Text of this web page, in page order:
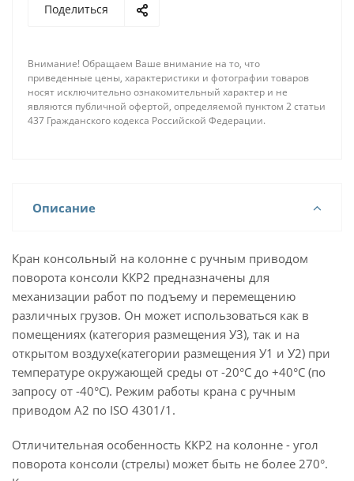
Поделиться
Внимание! Обращаем Ваше внимание на то, что
приведенные цены, характеристики и фотографии товаров
носят исключительно ознакомительный характер и не
являются публичной офертой, определяемой пунктом 2 статьи
437 Гражданского кодекса Российской Федерации.
Описание
Кран консольный на колонне с ручным приводом
поворота консоли ККР2 предназначены для
механизации работ по подъему и перемещению
различных грузов. Он может использоваться как в
помещениях (категория размещения У3), так и на
открытом воздухе(категории размещения У1 и У2) при
температуре окружающей среды от -20°С до +40°С (по
запросу от -40°С). Режим работы крана с ручным
приводом А2 по ISO 4301/1.
Отличительная особенность ККР2 на колонне - угол
поворота консоли (стрелы) может быть не более 270°.